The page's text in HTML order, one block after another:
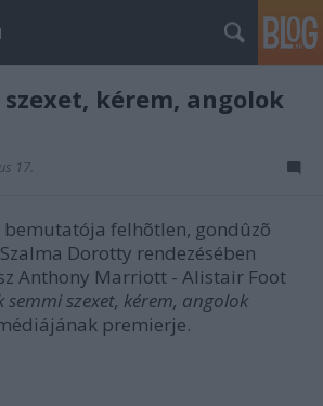
kérem, angolok
17.
bemutatója felhõtlen, gondûzõ
Dorotty rendezésében
Anthony Marriott - Alistair Foot
semmi szexet, kérem, angolok
premierje.